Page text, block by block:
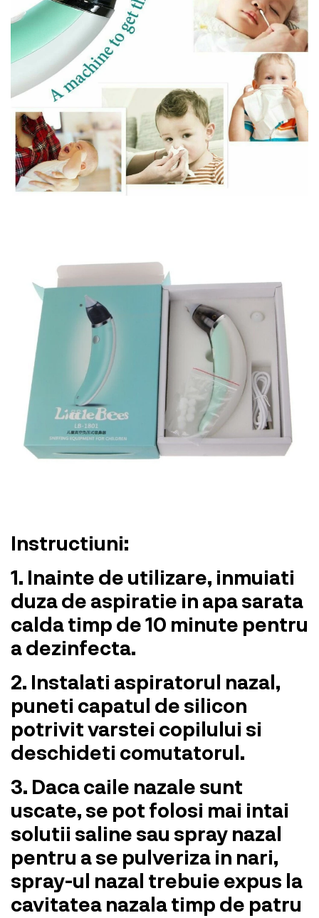
Instructiuni:
1. Inainte de utilizare, inmuiati
duza de aspiratie in apa sarata
calda timp de 10 minute pentru
a dezinfecta.
2. Instalati aspiratorul nazal,
puneti capatul de silicon
potrivit varstei copilului si
deschideti comutatorul.
3. Daca caile nazale sunt
uscate, se pot folosi mai intai
solutii saline sau spray nazal
pentru a se pulveriza in nari,
spray-ul nazal trebuie expus la
cavitatea nazala timp de patru